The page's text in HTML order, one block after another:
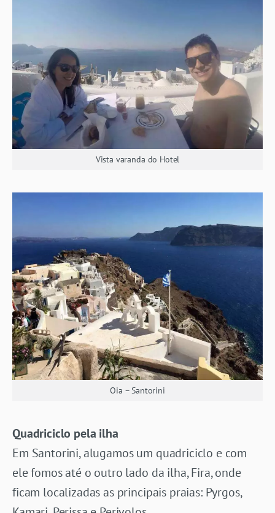
Vista varanda do Hotel
Oia – Santorini
Quadriciclo pela ilha
Em Santorini, alugamos um quadriciclo e com
ele fomos até o outro lado da ilha, Fira, onde
ficam localizadas as principais praias: Pyrgos,